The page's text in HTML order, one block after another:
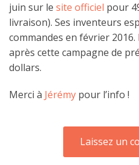
juin sur le site officiel pour
livraison). Ses inventeurs
commandes en février
après cette campagne de
dollars.
Merci à Jérémy pour l’info !